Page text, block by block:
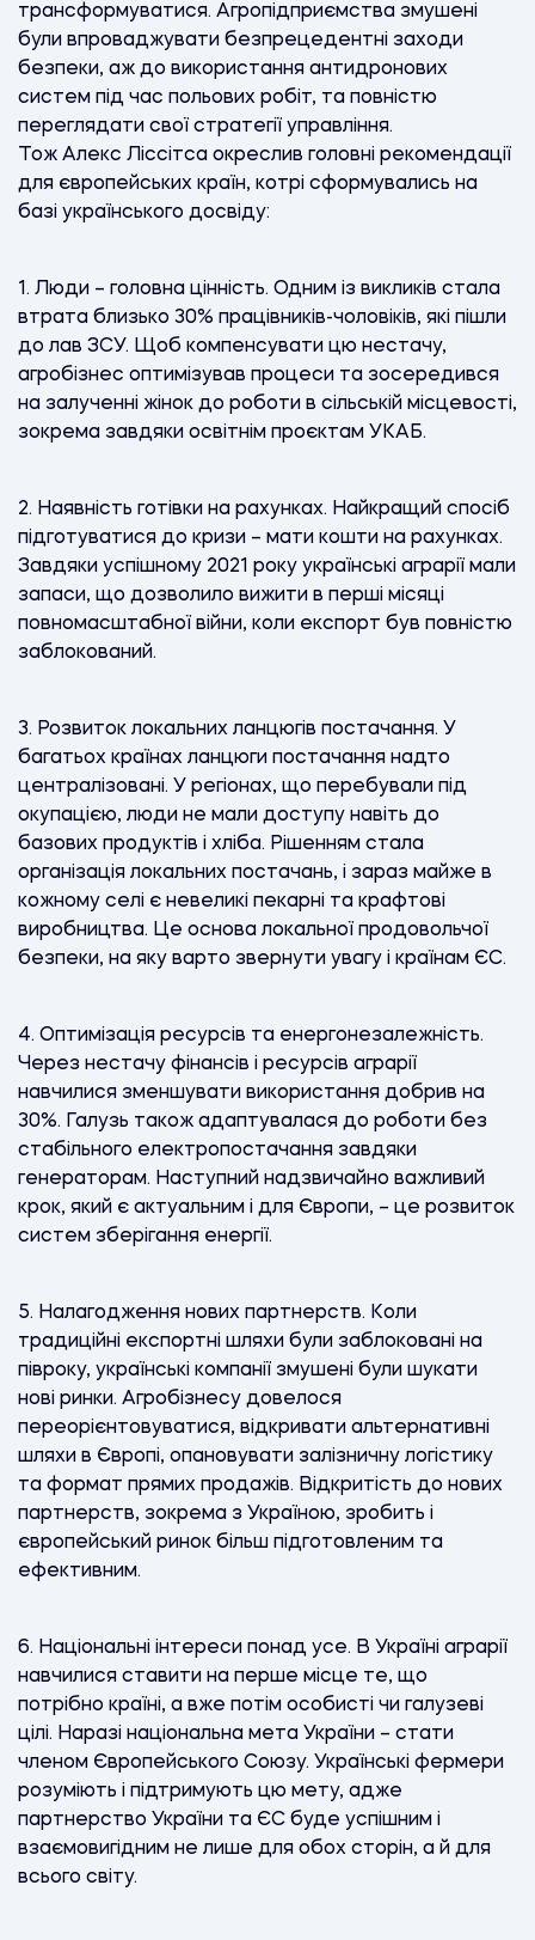
трансформуватися. Агропідприємства змушені
були впроваджувати безпрецедентні заходи
безпеки, аж до використання антидронових
систем під час польових робіт, та повністю
переглядати свої стратегії управління.
Тож Алекс Ліссітса окреслив головні рекомендації
для європейських країн, котрі сформувались на
базі українського досвіду:
1. Люди – головна цінність. Одним із викликів стала
втрата близько 30% працівників-чоловіків, які пішли
до лав ЗСУ. Щоб компенсувати цю нестачу,
агробізнес оптимізував процеси та зосередився
на залученні жінок до роботи в сільській місцевості,
зокрема завдяки освітнім проєктам УКАБ.
2. Наявність готівки на рахунках. Найкращий спосіб
підготуватися до кризи – мати кошти на рахунках.
Завдяки успішному 2021 року українські аграрії мали
запаси, що дозволило вижити в перші місяці
повномасштабної війни, коли експорт був повністю
заблокований.
3. Розвиток локальних ланцюгів постачання. У
багатьох країнах ланцюги постачання надто
централізовані. У регіонах, що перебували під
окупацією, люди не мали доступу навіть до
базових продуктів і хліба. Рішенням стала
організація локальних постачань, і зараз майже в
кожному селі є невеликі пекарні та крафтові
виробництва. Це основа локальної продовольчої
безпеки, на яку варто звернути увагу і країнам ЄС.
4. Оптимізація ресурсів та енергонезалежність.
Через нестачу фінансів і ресурсів аграрії
навчилися зменшувати використання добрив на
30%. Галузь також адаптувалася до роботи без
стабільного електропостачання завдяки
генераторам. Наступний надзвичайно важливий
крок, який є актуальним і для Європи, – це розвиток
систем зберігання енергії.
5. Налагодження нових партнерств. Коли
традиційні експортні шляхи були заблоковані на
півроку, українські компанії змушені були шукати
нові ринки. Агробізнесу довелося
переорієнтовуватися, відкривати альтернативні
шляхи в Європі, опановувати залізничну логістику
та формат прямих продажів. Відкритість до нових
партнерств, зокрема з Україною, зробить і
європейський ринок більш підготовленим та
ефективним.
6. Національні інтереси понад усе. В Україні аграрії
навчилися ставити на перше місце те, що
потрібно країні, а вже потім особисті чи галузеві
цілі. Наразі національна мета України – стати
членом Європейського Союзу. Українські фермери
розуміють і підтримують цю мету, адже
партнерство України та ЄС буде успішним і
взаємовигідним не лише для обох сторін, а й для
всього світу.